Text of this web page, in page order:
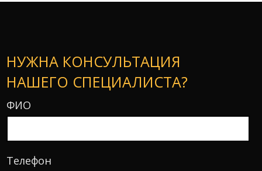
НУЖНА КОНСУЛЬТАЦИЯ
НАШЕГО СПЕЦИАЛИСТА?
ФИО
Телефон